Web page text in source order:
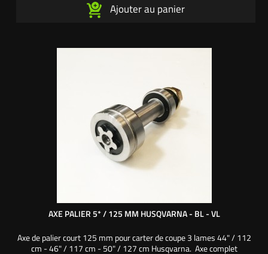
Ajouter au panier
AXE PALIER 5* / 125 MM HUSQVARNA - BL - VL
Axe de palier court 125 mm pour carter de coupe 3 lames 44" / 112
cm - 46" / 117 cm - 50" / 127 cm Husqvarna. Axe complet